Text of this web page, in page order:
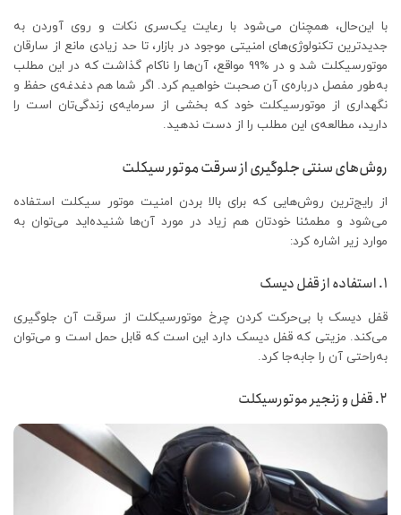
با این‌حال، همچنان می‌شود با رعایت یک‌سری نکات و روی آوردن به
جدیدترین تکنولوژی‌های امنیتی موجود در بازار، تا حد زیادی مانع از سارقان
موتورسیکلت شد و در %99 مواقع، آن‌ها را ناکام گذاشت که در این مطلب
به‌طور مفصل درباره‌ی آن صحبت خواهیم کرد. اگر شما هم دغدغه‌ی حفظ و
نگهداری از موتورسیکلت خود که بخشی از سرمایه‌ی زندگی‌تان است را
دارید، مطالعه‌ی این مطلب را از دست ندهید.
روش‌های سنتی جلوگیری از سرقت موتور سیکلت
از رایج‌ترین روش‌هایی که برای بالا بردن امنیت موتور سیکلت استفاده
می‌شود و مطمئنا خودتان هم زیاد در مورد آن‌ها شنیده‌اید می‌توان به
موارد زیر اشاره کرد:
۱. استفاده از قفل دیسک
قفل دیسک با بی‌حرکت کردن چرخ موتورسیکلت از سرقت آن جلوگیری
می‌کند. مزیتی که قفل دیسک دارد این است که قابل حمل است و می‌توان
به‌راحتی آن را جابه‌جا کرد.
۲. قفل و زنجیر موتورسیکلت